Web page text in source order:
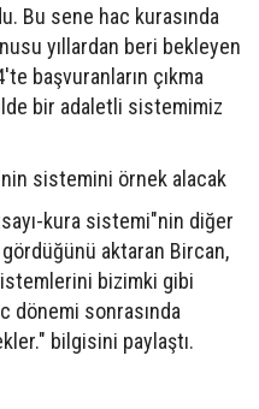
Bu sene hac kurasında
yıllardan beri bekleyen
başvuranların çıkma
bir adaletli sistemimiz
sistemini örnek alacak
kura sistemi"nin diğer
aktaran Bircan,
bizimki gibi
dönemi sonrasında
bilgisini paylaştı.